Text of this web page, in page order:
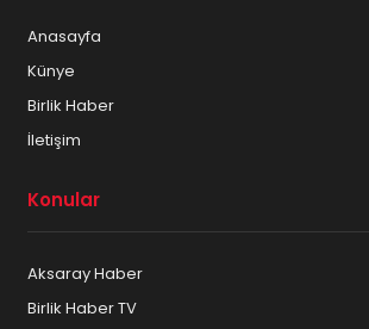
Anasayfa
Künye
Birlik Haber
İletişim
Konular
Aksaray Haber
Birlik Haber TV